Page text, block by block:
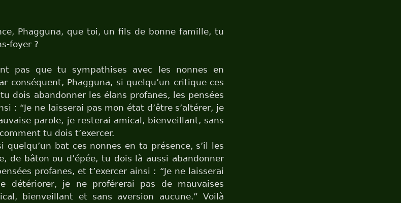
Phagguna, que toi, un fils de bonne famille, tu
foyer ?
pas que tu sympathises avec les nonnes en
conséquent, Phagguna, si quelqu’un critique ces
dois abandonner les élans profanes, les pensées
: “Je ne laisserai pas mon état d’être s’altérer, je
parole, je resterai amical, bienveillant, sans
tu dois t’exercer.
quelqu’un bat ces nonnes en ta présence, s’il les
de bâton ou d’épée, tu dois là aussi abandonner
profanes, et t’exercer ainsi : “Je ne laisserai
détériorer, je ne proférerai pas de mauvaises
bienveillant et sans aversion aucune.” Voilà